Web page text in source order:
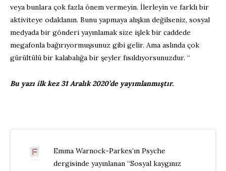
veya bunlara çok fazla önem vermeyin. İlerleyin ve farklı bir
aktiviteye odaklanın. Bunu yapmaya alışkın değilseniz, sosyal
medyada bir gönderi yayınlamak size işlek bir caddede
megafonla bağırıyormuşsunuz gibi gelir. Ama aslında çok
gürültülü bir kalabalığa bir şeyler fısıldıyorsunuzdur. “
Bu yazı ilk kez 31 Aralık 2020’de yayımlanmıştır.
Emma Warnock-Parkes’ın Psyche
dergisinde yayınlanan “Sosyal kaygınız